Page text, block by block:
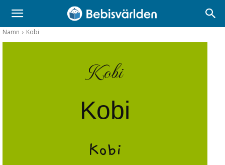
Namn Kobi
Kobi
Kobi
Kobi